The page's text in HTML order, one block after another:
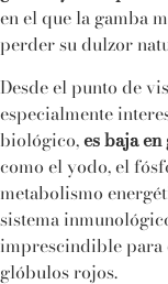
en el que la gamba
perder su dulzor
Desde el punto de
especialmente
biológico, es baja en
como el yodo, el
metabolismo
sistema
imprescindible para
glóbulos rojos.